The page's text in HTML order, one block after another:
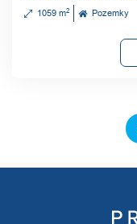
1059 m2 Pozemky